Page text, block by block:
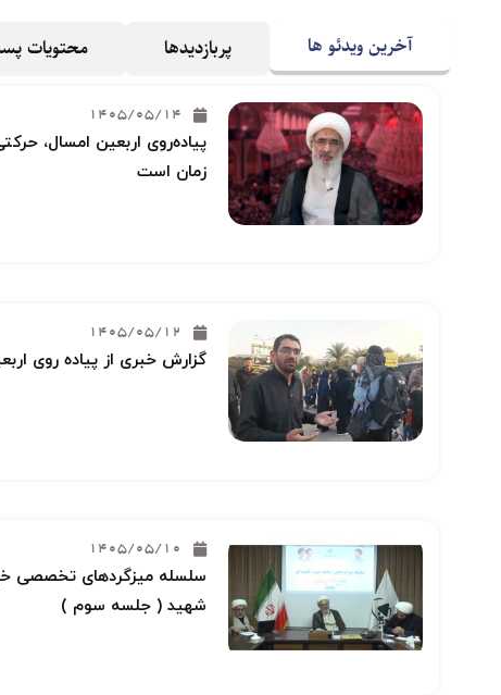
آخرین ویدئو ها پربازدیدها محتویات
1405/05/14
پیاده‌روی اربعین امسال،
زمان است
1405/05/12
گزارش خبری از پیاده روی
1405/05/10
سلسله میزگردهای تخصصی
شهید ( جلسه سوم )